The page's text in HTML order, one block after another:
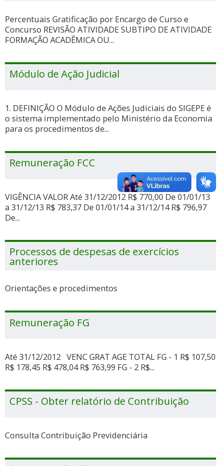
Percentuais Gratificação por Encargo de Curso e
Concurso REVISÃO ATIVIDADE SUBTIPO DE ATIVIDADE
FORMAÇÃO ACADÊMICA OU...
Módulo de Ação Judicial
1. DEFINIÇÃO O Módulo de Ações Judiciais do SIGEPE é
o sistema implementado pelo Ministério da Economia
para os procedimentos de...
Remuneração FCC
VIGÊNCIA VALOR Até 31/12/2012 R$ 770,00 De 01/01/13
a 31/12/13 R$ 783,37 De 01/01/14 a 31/12/14 R$ 796,97
De...
Processos de despesas de exercícios
anteriores
Orientações e procedimentos
Remuneração FG
Até 31/12/2012 VENC GRAT AGE TOTAL FG - 1 R$ 107,50
R$ 178,45 R$ 478,04 R$ 763,99 FG - 2 R$...
CPSS - Obter relatório de Contribuição
Consulta Contribuição Previdenciária